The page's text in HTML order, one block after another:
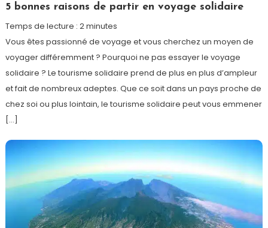
5 bonnes raisons de partir en voyage solidaire
Temps de lecture : 2minutes
Vous êtes passionné de voyage et vous cherchez un moyen de
voyager différemment ? Pourquoi ne pas essayer le voyage
solidaire ? Le tourisme solidaire prend de plus en plus d’ampleur
et fait de nombreux adeptes. Que ce soit dans un pays proche de
chez soi ou plus lointain, le tourisme solidaire peut vous emmener
[…]